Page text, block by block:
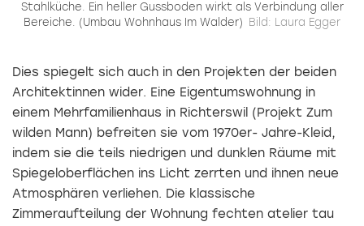
Stahlküche. Ein heller Gussboden wirkt als Verbindung aller
Bereiche. (Umbau Wohnhaus Im Walder)
Bild: Laura Egger
Dies spiegelt sich auch in den Projekten der beiden
Architektinnen wider. Eine Eigentumswohnung in
einem Mehrfamilienhaus in Richterswil (Projekt Zum
wilden Mann) befreiten sie vom 1970er- Jahre-Kleid,
indem sie die teils niedrigen und dunklen Räume mit
Spiegeloberflächen ins Licht zerrten und ihnen neue
Atmosphären verliehen. Die klassische
Zimmeraufteilung der Wohnung fechten atelier tau